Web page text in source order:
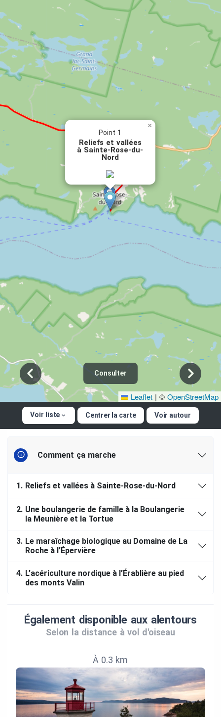
Comment ça marche
1. Reliefs et vallées à Sainte-Rose-du-Nord
2. Une boulangerie de famille à la Boulangerie
la Meunière et la Tortue
3. Le maraîchage biologique au Domaine de La
Roche à l’Épervière
4. L’acériculture nordique à l’Érablière au pied
des monts Valin
Point 1
Reliefs et vallées
à Sainte-Rose-du-
Nord
×
Leaflet | © OpenStreetMap
Consulter
Voir liste Centrer la carte Voir autour
Également disponible aux alentours
Selon la distance à vol d'oiseau
À 0.3 km